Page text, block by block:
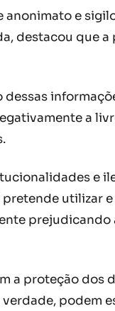
e
destacou que
a
e
pretende utilizar
a proteção dos
podem